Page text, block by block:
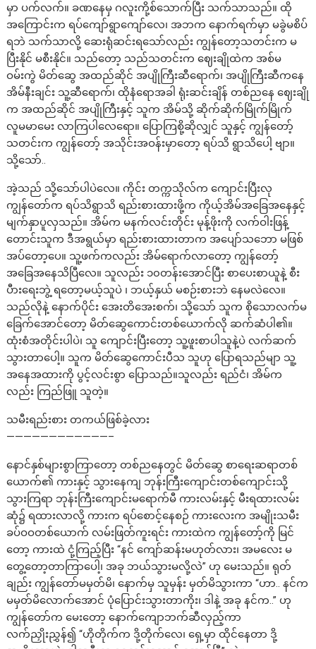
မှာ ပက်လက်။ ခဏနေမှ ဂလူးကို့စ်သောက်ပြီး သက်သာသည်။ ထို
အကြောင်းက ရပ်ကျော်ရွာကျော်လေ၊ အဘက နောက်ရက်မှာ မခွဲမစိပ်
ရဘဲ သက်သာလို့ ဆေးရုံဆင်းရသော်လည်း ကျွန်တော့သတင်းက မ
ပြီးနိုင် မစီးနိုင်။ သည်တော့ သည်သတင်းက ဈေးချိုထဲက အစ်မ
ဝမ်းကွဲ မိတ်ဆွေ အထည်ဆိုင် အပျိုကြီးဆီရောက်၊ အပျိုကြီးဆီကနေ
အိမ်နီးချင်း သူ့ဆီရောက်၊ ထိုနံရောအခါ ရုံးဆင်းချိန် တစ်ညနေ ဈေးချို
က အထည်ဆိုင် အပျိုကြီးနှင့် သူက အိမ်သို့ ဆိုက်ဆိုက်မြိုက်မြိုက်
လူမမာမေး လာကြပါလေရော။ ပြောကြစို့ဆိုလျှင် သူနှင့် ကျွန်တော့်
သတင်းက ကျွန်တော့် အသိုင်းအဝန်းမှာတော့ ရပ်သိ ရွာသိပေါ့ ဗျာ။
သို့သော်..
အဲ့သည် သို့သော်ပါပဲလေ။ ကိုင်း တက္ကသိုလ်က ကျောင်းပြီးလု
ကျွန်တော်က ရပ်သိရွာသိ ရည်းစားထားဖို့က ကိုယ့်အိမ်အခြေအနေနှင့်
မျက်နှာပူလှသည်။ အိမ်က မနက်လင်းတိုင်း မုန့်ဖိုးကို လက်ဝါးဖြန့်
တောင်းသူက ဒီအရွယ်မှာ ရည်းစားထားတာက အပျော်သဘော မဖြစ်
အပ်တော့ပေ။ သူ့ဖက်ကလည်း အိမ်ရောက်လာတော့ ကျွန်တော့်
အခြေအနေသိပြီလေ။ သူလည်း ၁၀တန်းအောင်ပြီး စာပေးစာယူနဲ့ စီး
ပီားရေးဘွဲ့ ရတော့မယ့်သူပဲ ၊ ဘယ့်နှယ် မစဉ်းစားဘဲ နေမလဲလေ။
သည်လိုနဲ့ နောက်ပိုင်း အေးတိအေးစက်၊ သို့သော် သူက စိုသောလက်မ
ခြေက်အောင်တော့ မိတ်ဆွေကောင်းတစ်ယောက်လို ဆက်ဆံပါ၏။
ထုံးစံအတိုင်းပါပဲ၊ သူ ကျောင်းပြီးတော့ သူ့ဖူးစာပါသူနဲ့ပဲ လက်ဆက်
သွားတာပေါ့။ သူက မိတ်ဆွေကောင်းပီသ သူဟု ပြောရသည်မျာ သူ့
အနေအထားကို ပွင့်လင်းစွာ ပြောသည်။သူလည်း ရည်ငံ၊ အိမ်က
လည်း ကြည်ဖြူ သူတဲ့။
သမီးရည်းစား တကယ်ဖြစ်ခဲ့လား
————————————–
နောင်နှစ်များစွာကြာတော့ တစ်ညနေတွင် မိတ်ဆွေ စာရေးဆရာတစ်
ယောက်၏ ကားနှင့် သွားနေကျ ဘုန်းကြီးကျောင်းတစ်ကျောင်းသို့
သွားကြရာ ဘုန်းကြီးကျောင်းမရောက်မီ ကားလမ်းနှင့် မီးရထားလမ်း
ဆုံ၌ ရထားလာလို့ ကားက ရပ်စောင့်နေစဉ် ကားလေးက အမျိုးသမီး
ခပ်ဝဝတစ်ယောက် လမ်းဖြတ်ကူးရင်း ကားထဲက ကျွန်တော့်ကို မြင်
တော့ ကားထဲ ငုံ့ကြည့်ပြီး “နင် ကျော်ဆန်းမဟုတ်လား၊ အမလေး မ
တွေ့တော့တာကြာပေါ့၊ အခု ဘယ်သွားမလို့လဲ” ဟု မေးသည်။ ရုတ်
ချည်း ကျွန်တော်မမှတ်မိ၊ နောက်မှ သူမှန်း မှတ်မိသွားကာ “ဟာ.. နင်က
မမှတ်မိလောက်အောင် ပုံပြောင်းသွားတာကိုး၊ ဒါနဲ့ အခု နင်က..” ဟု
ကျွန်တော်က မေးတော့ နောက်ကျောဘက်ဆီလှည့်ကာ
လက်ညှိုးညွှန်၍ “ဟိုတိုက်က ဒို့တိုက်လေ၊ ရှေ့မှာ ထိုင်နေတာ ဒို့